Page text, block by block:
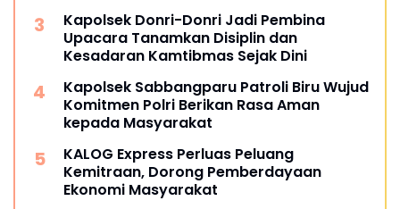
Kapolsek Donri-Donri Jadi Pembina
Upacara Tanamkan Disiplin dan
Kesadaran Kamtibmas Sejak Dini
Kapolsek Sabbangparu Patroli Biru Wujud
Komitmen Polri Berikan Rasa Aman
kepada Masyarakat
KALOG Express Perluas Peluang
Kemitraan, Dorong Pemberdayaan
Ekonomi Masyarakat